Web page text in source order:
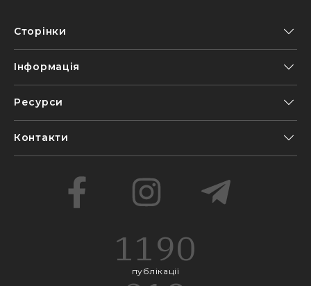
Сторінки
Інформація
Ресурси
Контакти
1190
публікації